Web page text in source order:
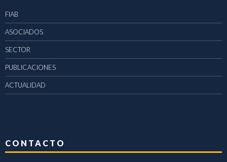
FIAB
ASOCIADOS
SECTOR
PUBLICACIONES
ACTUALIDAD
CONTACTO